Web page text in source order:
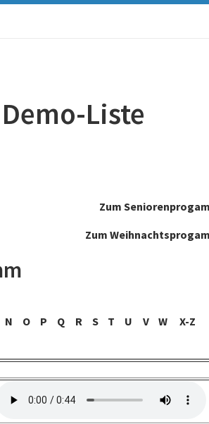
Liste
Zum
Zum
N O P Q R S T U V W X-Z